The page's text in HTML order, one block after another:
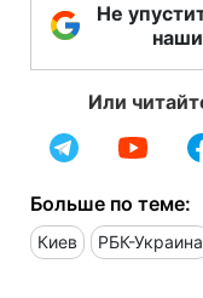
Не
Или
Больше по теме:
Киев РБК-Украина